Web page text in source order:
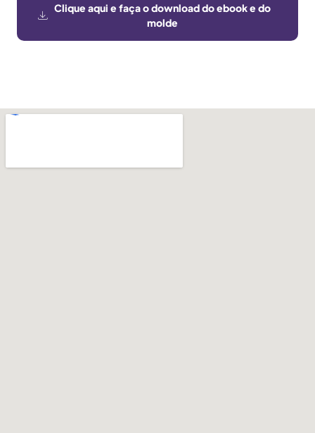
Clique aqui e faça o download do ebook e do
molde